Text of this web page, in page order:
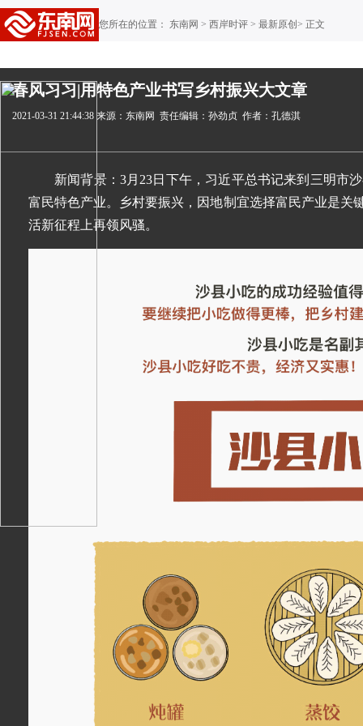
您所在的位置： 东南网 > 西岸时评 > 最新原创 > 正文
春风习习|用特色产业书写乡村振兴大文章
2021-03-31 21:44:38 来源：东南网 责任编辑：孙劲贞 作者：孔德淇
新闻背景： 3月23日下午，习近平总书记来到三明市
富民特色产业。乡村要振兴，因地制宜选择富民产业是
活新征程上再领风骚。